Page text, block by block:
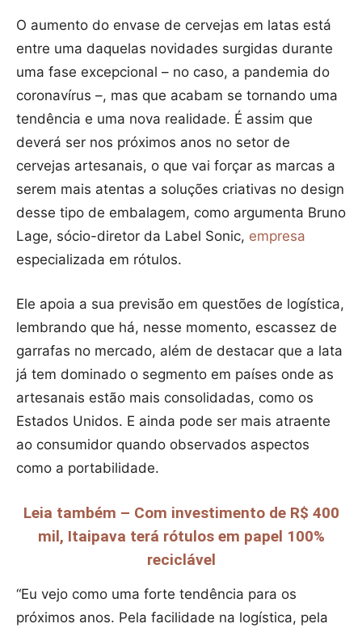
O aumento do envase de cervejas em latas está
entre uma daquelas novidades surgidas durante
uma fase excepcional – no caso, a pandemia do
coronavírus –, mas que acabam se tornando uma
tendência e uma nova realidade. É assim que
deverá ser nos próximos anos no setor de
cervejas artesanais, o que vai forçar as marcas a
serem mais atentas a soluções criativas no design
desse tipo de embalagem, como argumenta Bruno
Lage, sócio-diretor da Label Sonic, empresa
especializada em rótulos.
Ele apoia a sua previsão em questões de logística,
lembrando que há, nesse momento, escassez de
garrafas no mercado, além de destacar que a lata
já tem dominado o segmento em países onde as
artesanais estão mais consolidadas, como os
Estados Unidos. E ainda pode ser mais atraente
ao consumidor quando observados aspectos
como a portabilidade.
Leia também – Com investimento de R$ 400
mil, Itaipava terá rótulos em papel 100%
reciclável
“Eu vejo como uma forte tendência para os
próximos anos. Pela facilidade na logística, pela